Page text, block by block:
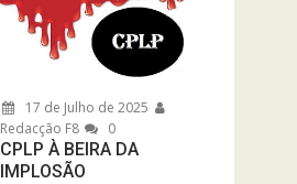
17 de Julho de 2025
Redacção F8
0
CPLP À BEIRA DA
IMPLOSÃO